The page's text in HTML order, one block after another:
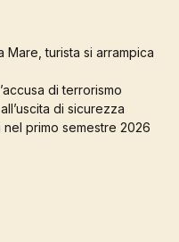
turista si arrampica
di terrorismo
di sicurezza
nel primo semestre 2026